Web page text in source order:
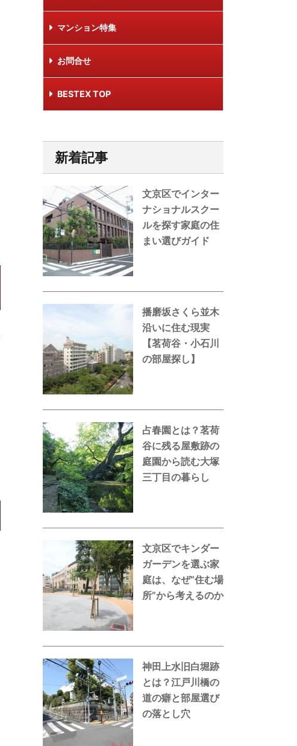
マンション特集
お問合せ
BESTEX TOP
新着記事
文京区でインター
ナショナルスクー
ルを探す家庭の住
まい選びガイド
播磨坂さくら並木
沿いに住む現実
【茗荷谷・小石川
の部屋探し】
占春園とは？茗荷
谷に残る屋敷跡の
庭園から読む大塚
三丁目の暮らし
文京区でキンダー
ガーデンを選ぶ家
庭は、なぜ“住む場
所”から考えるのか
神田上水旧白堀跡
とは？江戸川橋の
道の癖と部屋選び
の落とし穴